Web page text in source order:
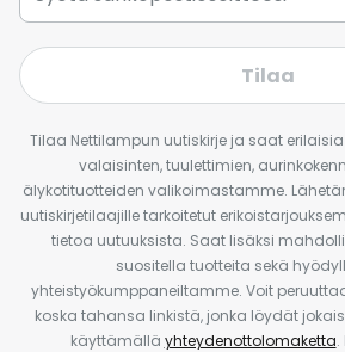
Tilaa
Tilaa Nettilampun uutiskirje ja saat
valaisinten, tuulettimien,
älykotituotteiden valikoimastamme.
uutiskirjetilaajille tarkoitetut
tietoa uutuuksista. Saat lisäksi
suositella tuotteita sekä
yhteistyökumppaneiltamme. Voit
koska tahansa linkistä, jonka löydät
käyttämällä yhteydenottolomaketta